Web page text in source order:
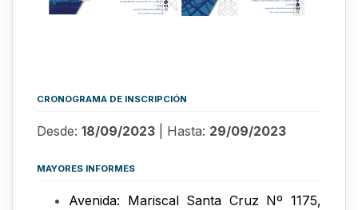
CRONOGRAMA DE INSCRIPCIÓN
Desde: 18/09/2023 | Hasta: 29/09/2023
MAYORES INFORMES
Avenida: Mariscal Santa Cruz Nº 1175,